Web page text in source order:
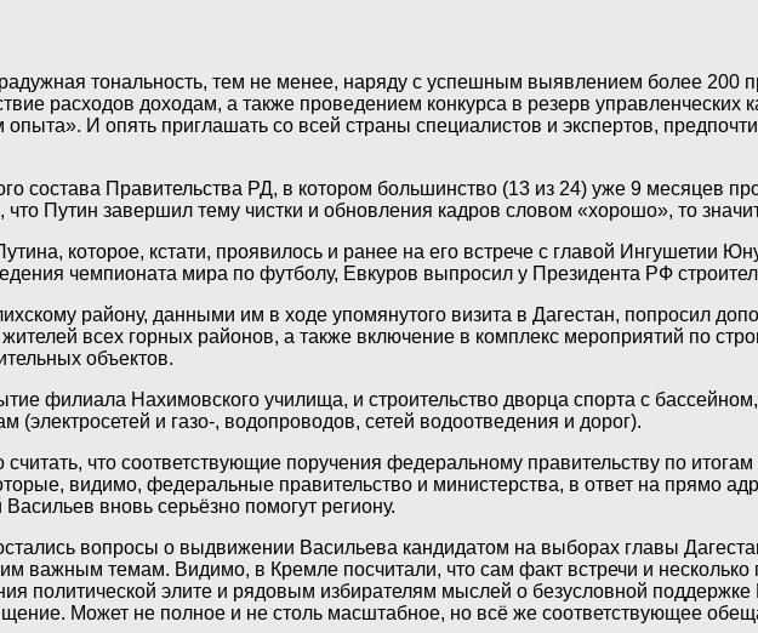
тональность, тем не менее, наряду с успешным выявлением более 200
расходов доходам, а также проведением конкурса в резерв управленческих
И опять приглашать со всей страны специалистов и экспертов,
состава Правительства РД, в котором большинство (13 из 24) уже 9 месяцев
Путин завершил тему чистки и обновления кадров словом «хорошо», то
которое, кстати, проявилось и ранее на его встрече с главой Ингушетии
чемпионата мира по футболу, Евкуров выпросил у Президента РФ
району, данными им в ходе упомянутого визита в Дагестан, попросил
всех горных районов, а также включение в комплекс мероприятий по
объектов.
филиала Нахимовского училища, и строительство дворца спорта с
и газо-, водопроводов, сетей водоотведения и дорог).
что соответствующие поручения федеральному правительству по
видимо, федеральные правительство и министерства, в ответ на прямо
вновь серьёзно помогут региону.
вопросы о выдвижении Васильева кандидатом на выборах главы
важным темам. Видимо, в Кремле посчитали, что сам факт встречи и
политической элите и рядовым избирателям мыслей о безусловной
Может не полное и не столь масштабное, но всё же соответствующее